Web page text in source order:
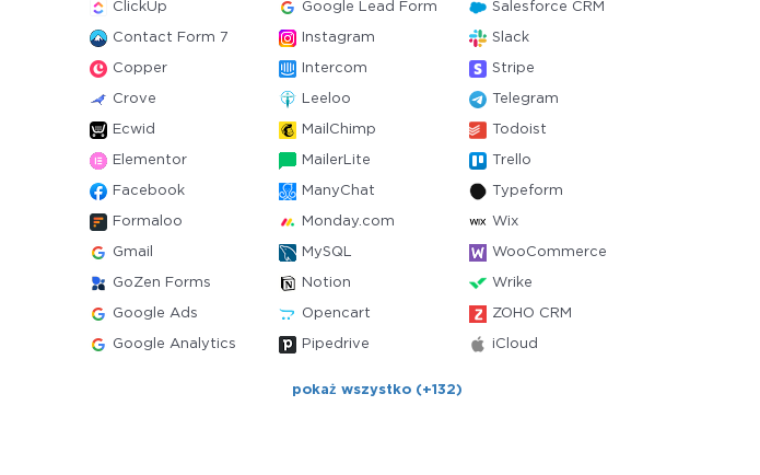
ClickUp Google Lead Form Salesforce CRM
Contact Form 7 Instagram Slack
Copper Intercom Stripe
Crove Leeloo Telegram
Ecwid MailChimp Todoist
Elementor MailerLite Trello
Facebook ManyChat Typeform
Formaloo Monday.com Wix
Gmail MySQL WooCommerce
GoZen Forms Notion Wrike
Google Ads Opencart ZOHO CRM
Google Analytics Pipedrive iCloud
pokaż wszystko (+132)